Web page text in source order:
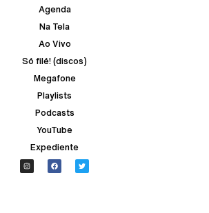
Agenda
Na Tela
Ao Vivo
Só filé! (discos)
Megafone
Playlists
Podcasts
YouTube
Expediente